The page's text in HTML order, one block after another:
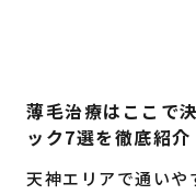
薄毛治療はここで
ック7選を徹底紹介
天神エリアで通いや